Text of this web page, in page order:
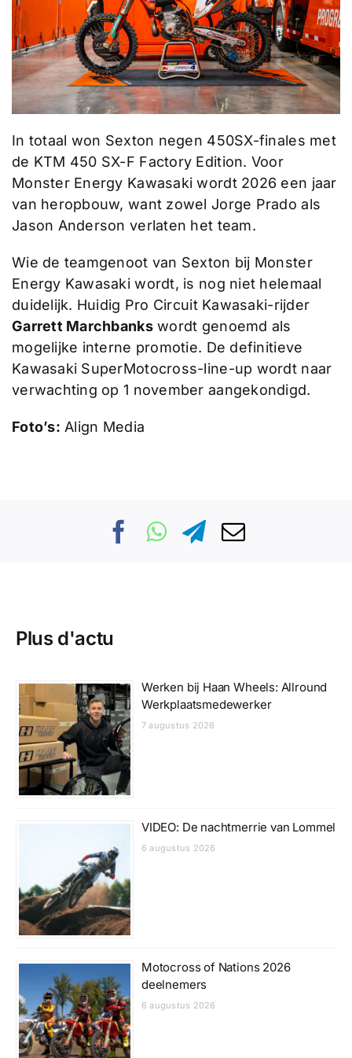
In totaal won Sexton negen 450SX-finales met
de KTM 450 SX-F Factory Edition. Voor
Monster Energy Kawasaki wordt 2026 een jaar
van heropbouw, want zowel Jorge Prado als
Jason Anderson verlaten het team.
Wie de teamgenoot van Sexton bij Monster
Energy Kawasaki wordt, is nog niet helemaal
duidelijk. Huidig Pro Circuit Kawasaki-rijder
Garrett Marchbankswordt genoemd als
mogelijke interne promotie. De definitieve
Kawasaki SuperMotocross-line-up wordt naar
verwachting op 1 november aangekondigd.
Foto’s: Align Media
Plus d'actu
Werken bij Haan Wheels: Allround
Werkplaatsmedewerker
7 augustus 2026
VIDEO: De nachtmerrie van Lommel
6 augustus 2026
Motocross of Nations 2026
deelnemers
6 augustus 2026